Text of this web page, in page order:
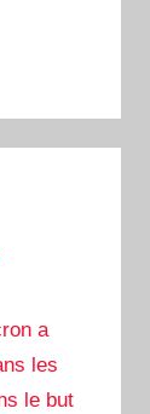
a
les
le but